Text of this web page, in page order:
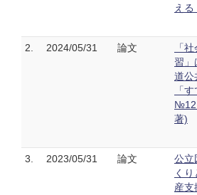
える
2. 2024/05/31 論文
「
習」
道公
「
№12
著)
3. 2023/05/31 論文
公立
く
産支